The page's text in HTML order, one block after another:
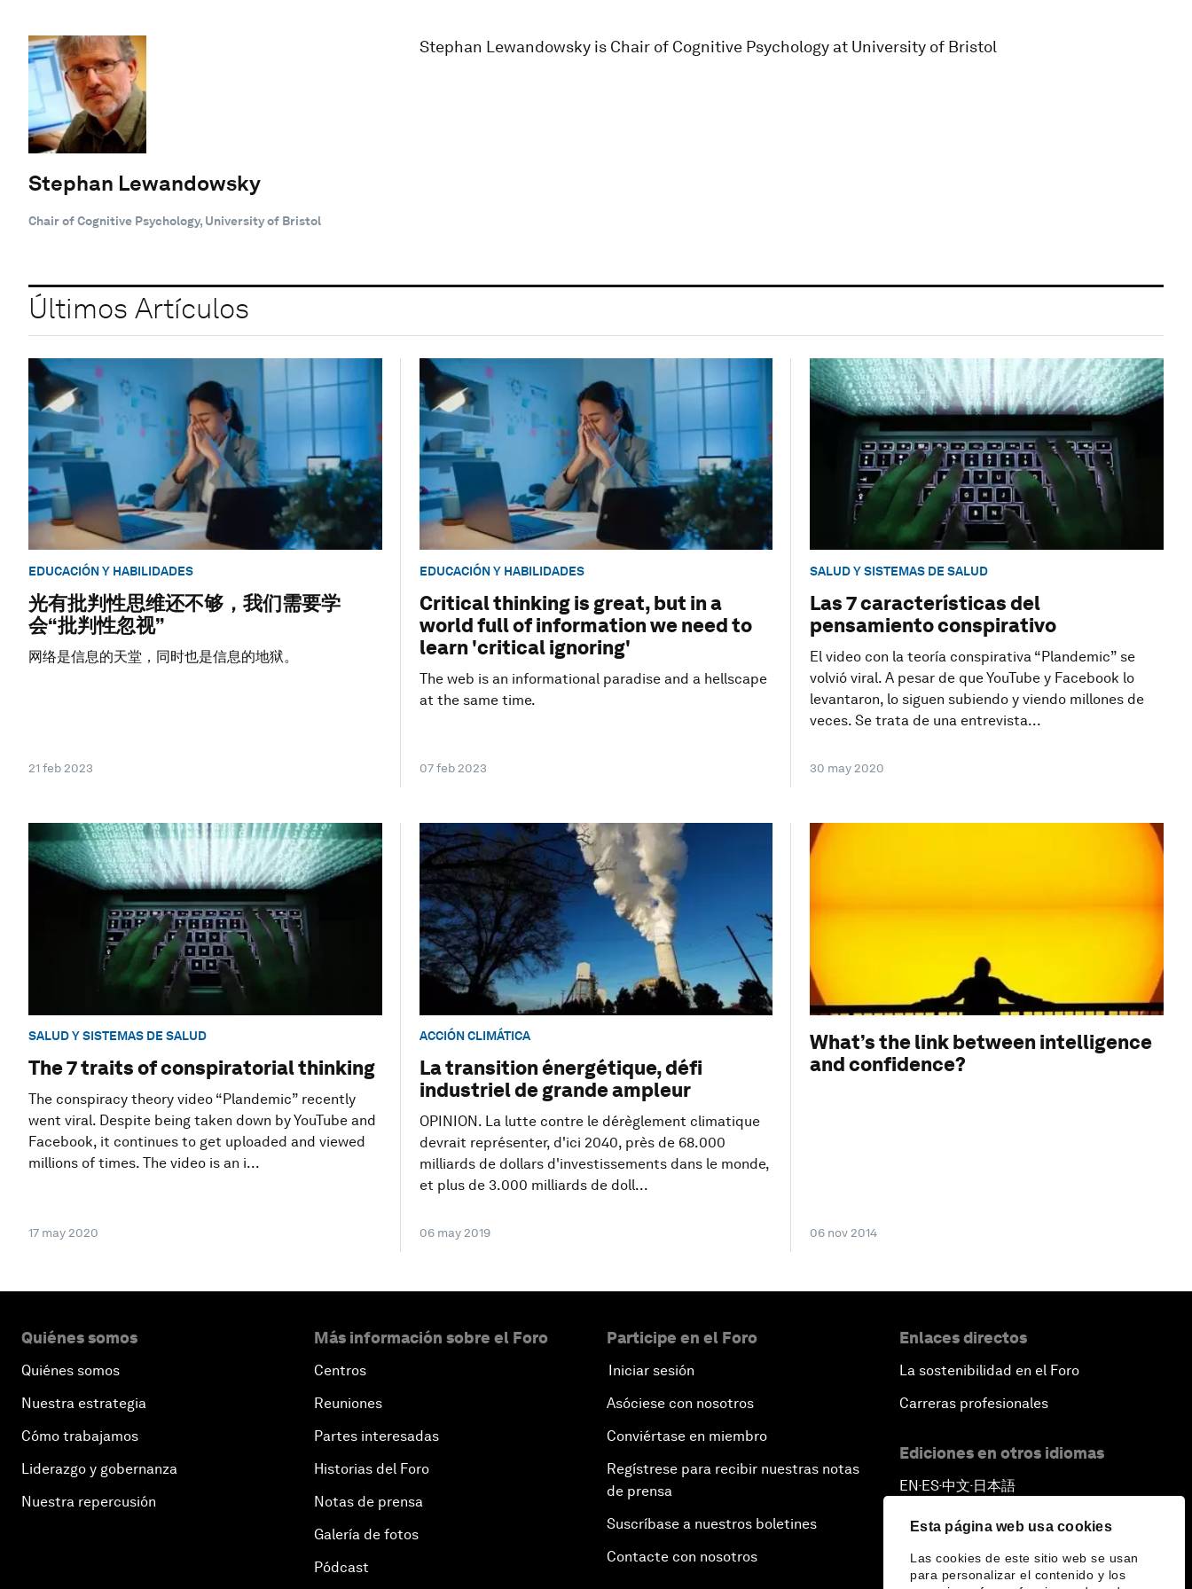
Esta página web usa cookies
Las cookies de este sitio web se usan
para personalizar el contenido y los
Stephan Lewandowsky
Chair of Cognitive Psychology, University of Bristol
Stephan Lewandowsky is Chair of Cognitive Psychology at University of Bristol
Últimos Artículos
EDUCACIÓN Y HABILIDADES
光有批判性思维还不够，我们需要学
会“批判性忽视”
网络是信息的天堂，同时也是信息的地狱。
21 feb 2023
EDUCACIÓN Y HABILIDADES
Critical thinking is great, but in a
world full of information we need to
learn 'critical ignoring'
The web is an informational paradise and a hellscape
at the same time.
07 feb 2023
SALUD Y SISTEMAS DE SALUD
Las 7 características del
pensamiento conspirativo
El video con la teoría conspirativa “Plandemic” se
volvió viral. A pesar de que YouTube y Facebook lo
levantaron, lo siguen subiendo y viendo millones de
veces. Se trata de una entrevista...
30 may 2020
SALUD Y SISTEMAS DE SALUD
The 7 traits of conspiratorial thinking
The conspiracy theory video “Plandemic” recently
went viral. Despite being taken down by YouTube and
Facebook, it continues to get uploaded and viewed
millions of times. The video is an i...
17 may 2020
ACCIÓN CLIMÁTICA
La transition énergétique, défi
industriel de grande ampleur
OPINION. La lutte contre le dérèglement climatique
devrait représenter, d'ici 2040, près de 68.000
milliards de dollars d'investissements dans le monde,
et plus de 3.000 milliards de doll...
06 may 2019
What’s the link between intelligence
and confidence?
06 nov 2014
Quiénes somos
Quiénes somos
Nuestra estrategia
Cómo trabajamos
Liderazgo y gobernanza
Nuestra repercusión
Más información sobre el Foro
Centros
Reuniones
Partes interesadas
Historias del Foro
Notas de prensa
Galería de fotos
Pódcast
Participe en el Foro
Iniciar sesión
Asóciese con nosotros
Conviértase en miembro
Regístrese para recibir nuestras notas
de prensa
Suscríbase a nuestros boletines
Contacte con nosotros
Enlaces directos
La sostenibilidad en el Foro
Carreras profesionales
Ediciones en otros idiomas
EN ▪ ES▪中文▪ 日本語